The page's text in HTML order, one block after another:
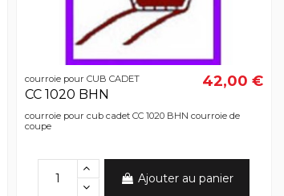
courroie pour CUB CADET
CC 1020 BHN
42,00 €
courroie pour cub cadet CC 1020 BHN courroie de
coupe
Ajouter au panier